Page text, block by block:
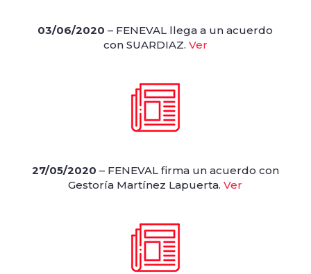
03/06/2020– FENEVAL llega a un acuerdo
con SUARDIAZ. Ver
27/05/2020 – FENEVAL firma un acuerdo con
Gestoría Martínez Lapuerta.Ver